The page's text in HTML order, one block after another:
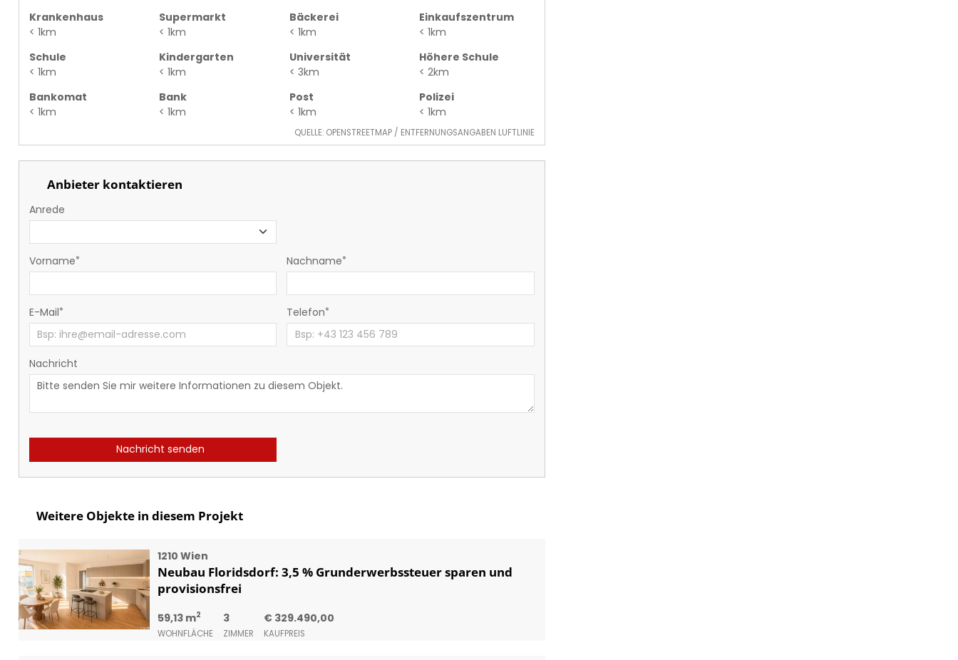
Krankenhaus
< 1km
Supermarkt
< 1km
Bäckerei
< 1km
Einkaufszentrum
< 1km
Schule
< 1km
Kindergarten
< 1km
Universität
< 3km
Höhere Schule
< 2km
Bankomat
< 1km
Bank
< 1km
Post
< 1km
Polizei
< 1km
QUELLE: OPENSTREETMAP / ENTFERNUNGSANGABEN LUFTLINIE
Anbieter kontaktieren
Anrede
Vorname Nachname
E-Mail Telefon
Nachricht
Nachricht senden
Weitere Objekte in diesem Projekt
1210 Wien
Neubau Floridsdorf: 3,5 % Grunderwerbssteuer sparen und
provisionsfrei
59,13 m2
WOHNFLÄCHE
3
ZIMMER
€ 329.490,00
KAUFPREIS